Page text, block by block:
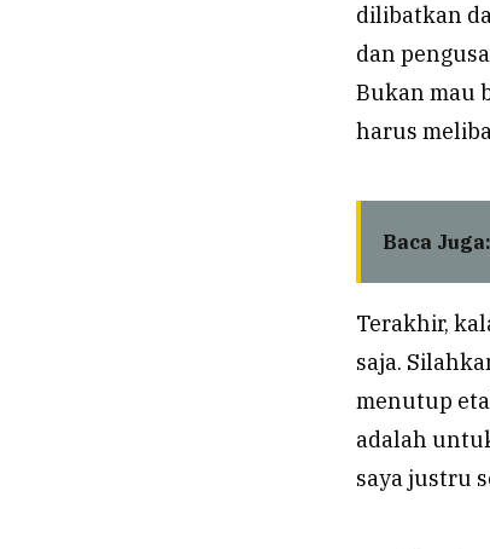
dilibatkan
dan
Bukan mau
harus
Baca Juga:
Terakhir,
saja.
menutup
adalah
saya justru